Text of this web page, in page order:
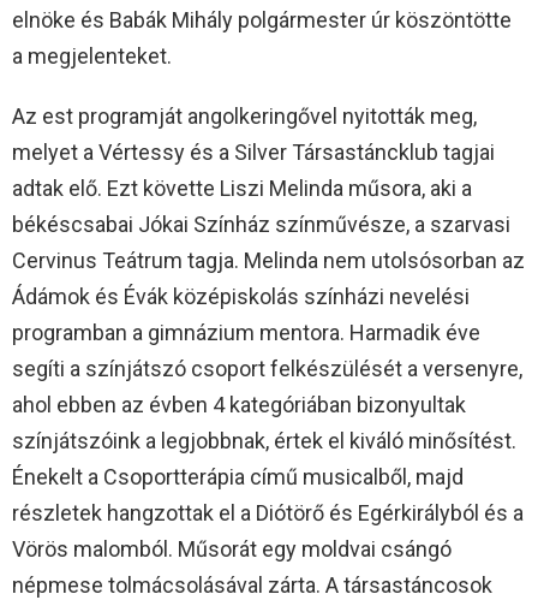
elnöke és Babák Mihály polgármester úr köszöntötte
a megjelenteket.
Az est programját angolkeringővel nyitották meg,
melyet a Vértessy és a Silver Társastáncklub tagjai
adtak elő. Ezt követte Liszi Melinda műsora, aki a
békéscsabai Jókai Színház színművésze, a szarvasi
Cervinus Teátrum tagja. Melinda nem utolsósorban az
Ádámok és Évák középiskolás színházi nevelési
programban a gimnázium mentora. Harmadik éve
segíti a színjátszó csoport felkészülését a versenyre,
ahol ebben az évben 4 kategóriában bizonyultak
színjátszóink a legjobbnak, értek el kiváló minősítést.
Énekelt a Csoportterápia című musicalből, majd
részletek hangzottak el a Diótörő és Egérkirályból és a
Vörös malomból. Műsorát egy moldvai csángó
népmese tolmácsolásával zárta. A társastáncosok